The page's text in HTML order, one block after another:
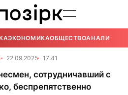
ЭКОНОМИКАОБЩЕСТВОАНАЛИТИКА
22.09.2025 17:41
сотрудничавший с
беспрепятственно